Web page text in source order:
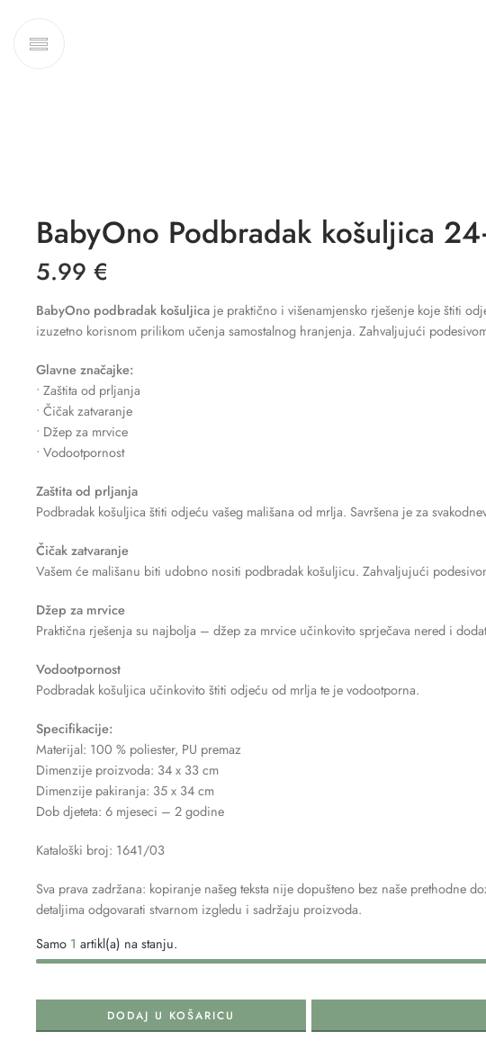
BabyOno Podbradak košuljica
5.99 €
BabyOno podbradak košuljica je praktično i višenamjensko rješenje koje štiti
izuzetno korisnom prilikom učenja samostalnog hranjenja. Zahvaljujući
Glavne značajke:
• Zaštita od prljanja
• Čičak zatvaranje
• Džep za mrvice
• Vodootpornost
Zaštita od prljanja
Podbradak košuljica štiti odjeću vašeg mališana od mrlja. Savršena je za
Čičak zatvaranje
Vašem će mališanu biti udobno nositi podbradak košuljicu. Zahvaljujući
Džep za mrvice
Praktična rješenja su najbolja – džep za mrvice učinkovito sprječava nered i
Vodootpornost
Podbradak košuljica učinkovito štiti odjeću od mrlja te je vodootporna.
Specifikacije:
Materijal: 100 % poliester, PU premaz
Dimenzije proizvoda: 34 x 33 cm
Dimenzije pakiranja: 35 x 34 cm
Dob djeteta: 6 mjeseci – 2 godine
Kataloški broj: 1641/03
Sva prava zadržana: kopiranje našeg teksta nije dopušteno bez naše
detaljima odgovarati stvarnom izgledu i sadržaju proizvoda.
Samo 1 artikl(a) na stanju.
DODAJ U KOŠARICU